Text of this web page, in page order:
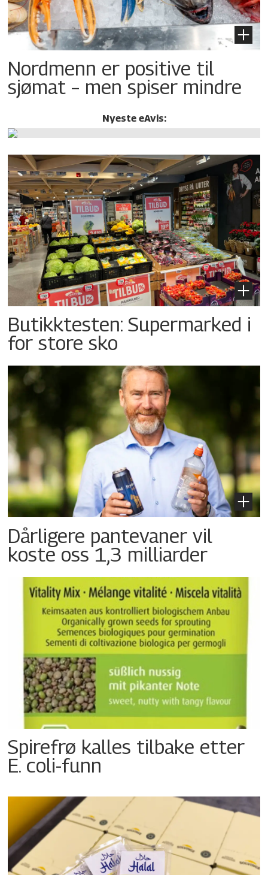
Nordmenn er positive til
sjømat – men spiser mindre
Nyeste eAvis:
Butikktesten: Supermarked i
for store sko
Dårligere pantevaner vil
koste oss 1,3 milliarder
Spirefrø kalles tilbake etter
E. coli-funn